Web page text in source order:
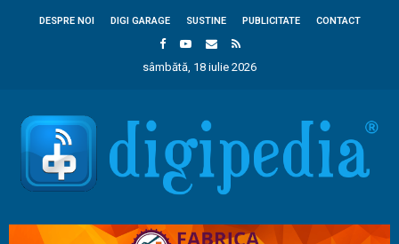
DESPRE NOI DIGI GARAGE SUSTINE PUBLICITATE CONTACT
sâmbătă, 18 iulie 2026